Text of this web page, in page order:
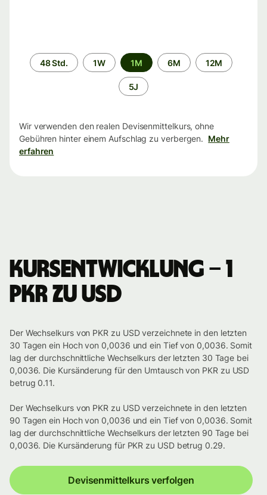
Zeitraum
48 Std. 1W 1M 6M 12M
5J
Wir verwenden den realen Devisenmittelkurs, ohne
Gebühren hinter einem Aufschlag zu verbergen. Mehr
erfahren
Kursentwicklung – 1
PKR zu USD
Der Wechselkurs von PKR zu USD verzeichnete in den letzten
30 Tagen ein Hoch von 0,0036 und ein Tief von 0,0036. Somit
lag der durchschnittliche Wechselkurs der letzten 30 Tage bei
0,0036. Die Kursänderung für den Umtausch von PKR zu USD
betrug 0.11.
Der Wechselkurs von PKR zu USD verzeichnete in den letzten
90 Tagen ein Hoch von 0,0036 und ein Tief von 0,0036. Somit
lag der durchschnittliche Wechselkurs der letzten 90 Tage bei
0,0036. Die Kursänderung für PKR zu USD betrug 0.29.
Devisenmittelkurs verfolgen